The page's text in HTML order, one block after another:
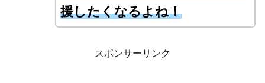
援したくなるよね！
スポンサーリンク